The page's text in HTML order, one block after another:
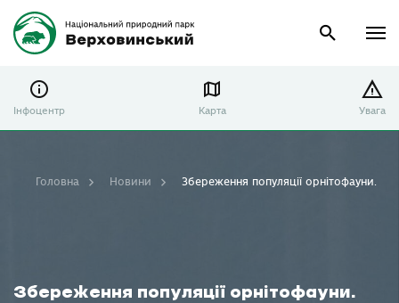
Інфоцентр Карта Увага
Збереження популяції орнітофауни.
Головна Новини Збереження популяції орнітофауни.